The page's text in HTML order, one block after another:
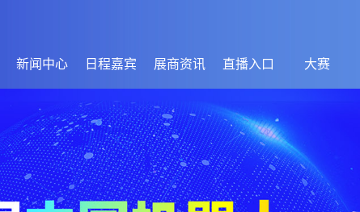
新闻中心 日程嘉宾 展商资讯 直播入口 大赛